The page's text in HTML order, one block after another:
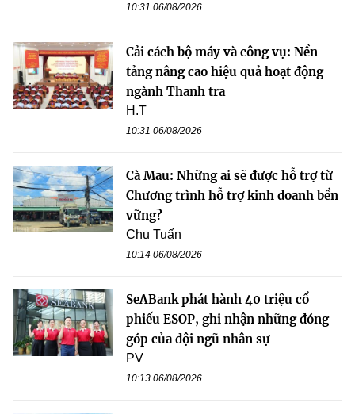
10:31 06/08/2026
Cải cách bộ máy và công vụ: Nền
tảng nâng cao hiệu quả hoạt động
ngành Thanh tra
H.T
10:31 06/08/2026
Cà Mau: Những ai sẽ được hỗ trợ từ
Chương trình hỗ trợ kinh doanh bền
vững?
Chu Tuấn
10:14 06/08/2026
SeABank phát hành 40 triệu cổ
phiếu ESOP, ghi nhận những đóng
góp của đội ngũ nhân sự
PV
10:13 06/08/2026